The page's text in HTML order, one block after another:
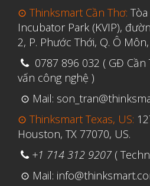
⊙ Thinksmart Cần Thơ:
Incubator Park (KVIP),
2, P. Phước Thới, Q. Ô Môn,
0787 896 032 ( GĐ Cần
vấn công nghệ )
⊙ Mail:
⊙ Thinksmart Texas, US:
Houston, TX 77070, US.
+1 714 312 9207 (
⊙ Mail: